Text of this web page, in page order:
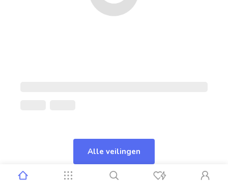
Alle veilingen